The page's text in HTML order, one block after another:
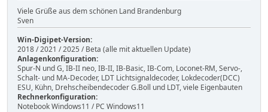
Viele Grüße aus dem schönen Land Brandenburg
Sven
Win-Digipet-Version:
2018 / 2021 / 2025 / Beta (alle mit aktuellen Update)
Anlagenkonfiguration:
Spur-N und G, IB-II neo, IB-II, IB-Basic, IB-Com, Loconet-RM, Servo-,
Schalt- und MA-Decoder, LDT Lichtsignaldecoder, Lokdecoder(DCC)
ESU, Kühn, Drehscheibendecoder G.Boll und LDT, viele Eigenbauten
Rechnerkonfiguration:
Notebook Windows11 / PC Windows11